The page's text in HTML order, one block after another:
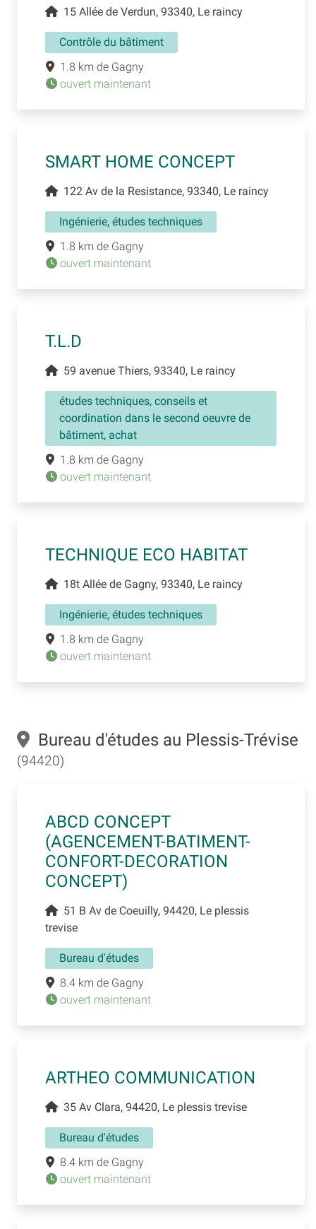
15 Allée de Verdun, 93340, Le raincy
Contrôle du bâtiment
1.8 km de Gagny
ouvert maintenant
SMART HOME CONCEPT
122 Av de la Resistance, 93340, Le raincy
Ingénierie, études techniques
1.8 km de Gagny
ouvert maintenant
T.L.D
59 avenue Thiers, 93340, Le raincy
études techniques, conseils et
coordination dans le second oeuvre de
bâtiment, achat
1.8 km de Gagny
ouvert maintenant
TECHNIQUE ECO HABITAT
18t Allée de Gagny, 93340, Le raincy
Ingénierie, études techniques
1.8 km de Gagny
ouvert maintenant
Bureau d'études au Plessis-Trévise
(94420)
ABCD CONCEPT
(AGENCEMENT-BATIMENT-
CONFORT-DECORATION
CONCEPT)
51 B Av de Coeuilly, 94420, Le plessis
trevise
Bureau d'études
8.4 km de Gagny
ouvert maintenant
ARTHEO COMMUNICATION
35 Av Clara, 94420, Le plessis trevise
Bureau d'études
8.4 km de Gagny
ouvert maintenant